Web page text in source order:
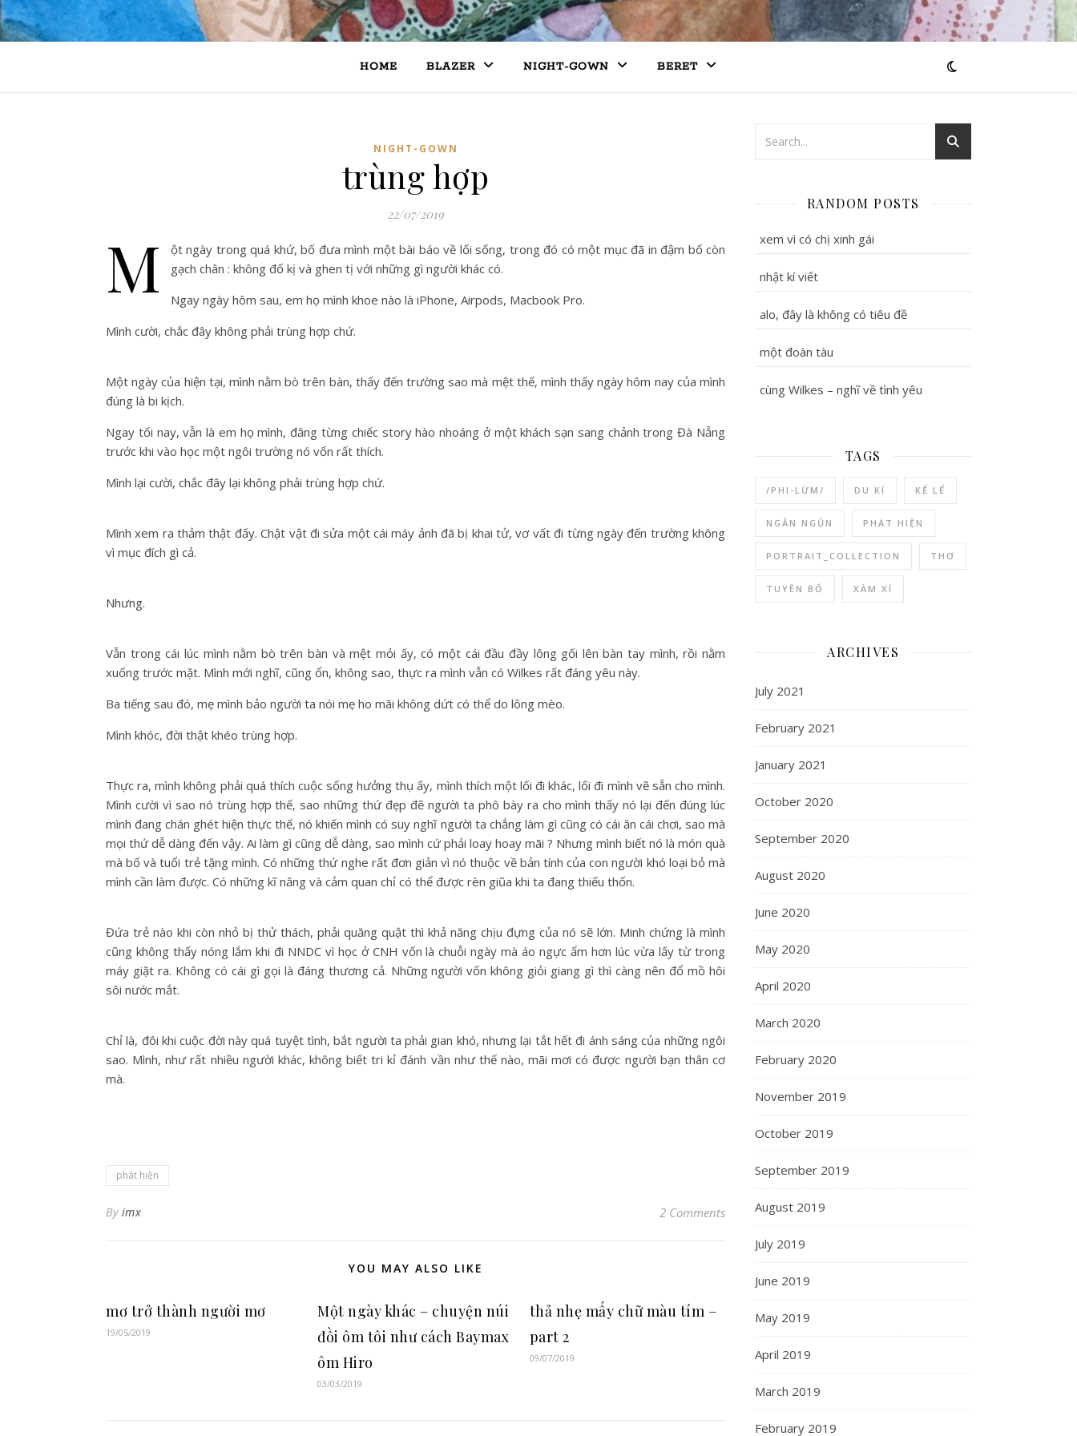
HOME BLAZER NIGHT-GOWN BERET
NIGHT-GOWN
trùng hợp
22/07/2019
M
ột ngày trong quá khứ, bố đưa mình một bài báo về lối sống, trong đó có một mục đã in đậm bố còn
gạch chân : không đố kị và ghen tị với những gì người khác có.
Ngay ngày hôm sau, em họ mình khoe nào là iPhone, Airpods, Macbook Pro.
Mình cười, chắc đây không phải trùng hợp chứ.
Một ngày của hiện tại, mình nằm bò trên bàn, thấy đến trường sao mà mệt thế, mình thấy ngày hôm nay của mình
đúng là bi kịch.
Ngay tối nay, vẫn là em họ mình, đăng từng chiếc story hào nhoáng ở một khách sạn sang chảnh trong Đà Nẵng
trước khi vào học một ngôi trường nó vốn rất thích.
Mình lại cười, chắc đây lại không phải trùng hợp chứ.
Mình xem ra thảm thật đấy. Chật vật đi sửa một cái máy ảnh đã bị khai tử, vơ vất đi từng ngày đến trường không
vì mục đích gì cả.
Nhưng.
Vẫn trong cái lúc mình nằm bò trên bàn và mệt mỏi ấy, có một cái đầu đầy lông gối lên bàn tay mình, rồi nằm
xuống trước mặt. Mình mới nghĩ, cũng ổn, không sao, thực ra mình vẫn có Wilkes rất đáng yêu này.
Ba tiếng sau đó, mẹ mình bảo người ta nói mẹ ho mãi không dứt có thể do lông mèo.
Mình khóc, đời thật khéo trùng hợp.
Thực ra, mình không phải quá thích cuộc sống hưởng thụ ấy, mình thích một lối đi khác, lối đi mình vẽ sẵn cho mình.
Mình cười vì sao nó trùng hợp thế, sao những thứ đẹp đẽ người ta phô bày ra cho mình thấy nó lại đến đúng lúc
mình đang chán ghét hiện thực thế, nó khiến mình có suy nghĩ người ta chẳng làm gì cũng có cái ăn cái chơi, sao mà
mọi thứ dễ dàng đến vậy. Ai làm gì cũng dễ dàng, sao mình cứ phải loay hoay mãi ? Nhưng mình biết nó là món quà
mà bố và tuổi trẻ tặng mình. Có những thứ nghe rất đơn giản vì nó thuộc về bản tính của con người khó loại bỏ mà
mình cần làm được. Có những kĩ năng và cảm quan chỉ có thể được rèn giũa khi ta đang thiếu thốn.
Đứa trẻ nào khi còn nhỏ bị thử thách, phải quăng quật thì khả năng chịu đựng của nó sẽ lớn. Minh chứng là mình
cũng không thấy nóng lắm khi đi NNDC vì học ở CNH vốn là chuỗi ngày mà áo ngực ẩm hơn lúc vừa lấy từ trong
máy giặt ra. Không có cái gì gọi là đáng thương cả. Những người vốn không giỏi giang gì thì càng nên đổ mồ hôi
sôi nước mắt.
Chỉ là, đôi khi cuộc đời này quá tuyệt tình, bắt người ta phải gian khó, nhưng lại tắt hết đi ánh sáng của những ngôi
sao. Mình, như rất nhiều người khác, không biết tri kỉ đánh vần như thế nào, mãi mơi có được người bạn thân cơ
mà.
phát hiện
By imx 2 Comments
YOU MAY ALSO LIKE
mơ trở thành người mơ
19/05/2019
Một ngày khác – chuyện núi
đồi ôm tôi như cách Baymax
ôm Hiro
03/03/2019
thả nhẹ mấy chữ màu tím –
part 2
09/07/2019
RANDOM POSTS
xem vì có chị xinh gái
nhật kí viết
alo, đây là không có tiêu đề
một đoàn tàu
cùng Wilkes – nghĩ về tình yêu
TAGS
/PHI-LỪM/ DU KÍ KỂ LỂ
NGẮN NGỦN PHÁT HIỆN
PORTRAIT_COLLECTION THƠ
TUYÊN BỐ XÀM XÍ
ARCHIVES
July 2021
February 2021
January 2021
October 2020
September 2020
August 2020
June 2020
May 2020
April 2020
March 2020
February 2020
November 2019
October 2019
September 2019
August 2019
July 2019
June 2019
May 2019
April 2019
March 2019
February 2019